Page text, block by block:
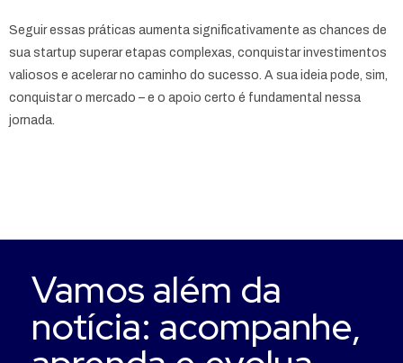
Seguir essas práticas aumenta significativamente as chances de
sua startup superar etapas complexas, conquistar investimentos
valiosos e acelerar no caminho do sucesso. A sua ideia pode, sim,
conquistar o mercado – e o apoio certo é fundamental nessa
jornada.
Vamos além da
notícia: acompanhe,